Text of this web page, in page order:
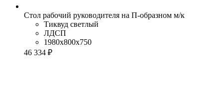
Стол рабочий руководителя на П-образном м/к
Тиквуд светлый
ЛДСП
1980x800x750
46 334 ₽